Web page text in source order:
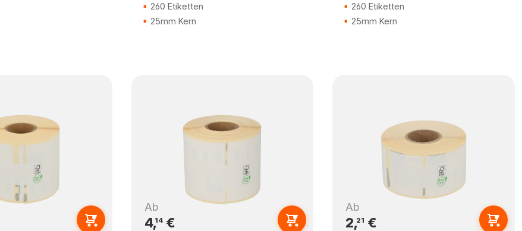
260 Etiketten
25mm Kern
260 Etiketten
25mm Kern
Ab
4,14 €
Ab
2,21 €